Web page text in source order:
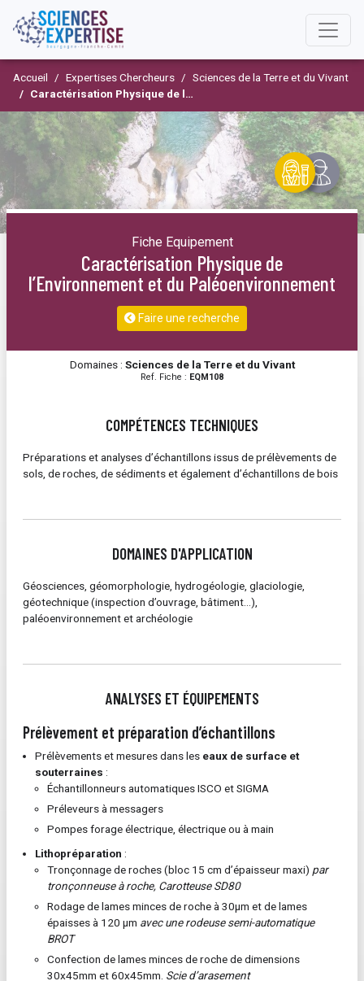
Accueil Expertises Chercheurs
Sciences de la Terre et du Vivant
Caractérisation Physique de l’Environnement et du Paléoenvironnement
Fiche Equipement
Caractérisation Physique de
l’Environnement et du Paléoenvironnement
Faire une recherche
Domaines : Sciences de la Terre et du Vivant
Ref. Fiche : EQM108
COMPÉTENCES TECHNIQUES
Préparations et analyses d’échantillons issus de prélèvements de
sols, de roches, de sédiments et également d’échantillons de bois
DOMAINES D'APPLICATION
Géosciences, géomorphologie, hydrogéologie, glaciologie,
géotechnique (inspection d’ouvrage, bâtiment…),
paléoenvironnement et archéologie
ANALYSES ET ÉQUIPEMENTS
Prélèvement et préparation d’échantillons
Prélèvements et mesures dans les eaux de surface et
souterraines :
Échantillonneurs automatiques ISCO et SIGMA
Préleveurs à messagers
Pompes forage électrique, électrique ou à main
Lithopréparation :
Tronçonnage de roches (bloc 15 cm d’épaisseur maxi) par
tronçonneuse à roche, Carotteuse SD80
Rodage de lames minces de roche à 30µm et de lames
épaisses à 120 µm avec une rodeuse semi-automatique
BROT
Confection de lames minces de roche de dimensions
30x45mm et 60x45mm. Scie d’arasement